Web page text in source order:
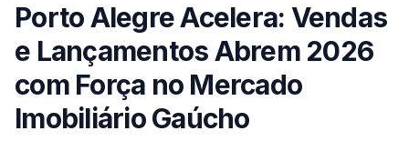
Porto Alegre Acelera: Vendas
e Lançamentos Abrem 2026
com Força no Mercado
Imobiliário Gaúcho